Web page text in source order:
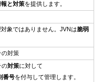
と対策を提供します。
象ではありません。JVNは脆弱
の対策
の対策に対して
番号を付与して管理します。